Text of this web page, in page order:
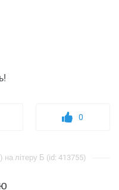
0
на літеру Б (id: 413755)